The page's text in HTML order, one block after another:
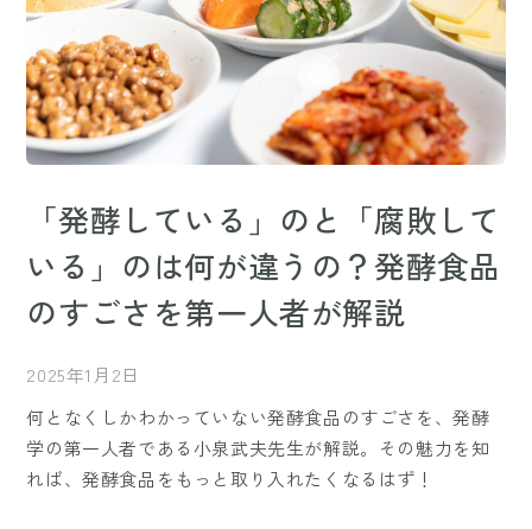
「発酵している」のと「腐敗して
いる」のは何が違うの？発酵食品
のすごさを第一人者が解説
2025年1月2日
何となくしかわかっていない発酵食品のすごさを、発酵
学の第一人者である小泉武夫先生が解説。その魅力を知
れば、発酵食品をもっと取り入れたくなるはず！